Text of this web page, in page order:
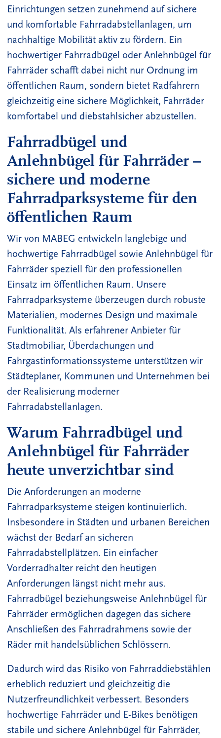
Einrichtungen setzen zunehmend auf sichere
und komfortable Fahrradabstellanlagen, um
nachhaltige Mobilität aktiv zu fördern. Ein
hochwertiger Fahrradbügel oder Anlehnbügel für
Fahrräder schafft dabei nicht nur Ordnung im
öffentlichen Raum, sondern bietet Radfahrern
gleichzeitig eine sichere Möglichkeit, Fahrräder
komfortabel und diebstahlsicher abzustellen.
Fahrradbügel und
Anlehnbügel für Fahrräder –
sichere und moderne
Fahrradparksysteme für den
öffentlichen Raum
Wir von MABEG entwickeln langlebige und
hochwertige Fahrradbügel sowie Anlehnbügel für
Fahrräder speziell für den professionellen
Einsatz im öffentlichen Raum. Unsere
Fahrradparksysteme überzeugen durch robuste
Materialien, modernes Design und maximale
Funktionalität. Als erfahrener Anbieter für
Stadtmobiliar, Überdachungen und
Fahrgastinformationssysteme unterstützen wir
Städteplaner, Kommunen und Unternehmen bei
der Realisierung moderner
Fahrradabstellanlagen.
Warum Fahrradbügel und
Anlehnbügel für Fahrräder
heute unverzichtbar sind
Die Anforderungen an moderne
Fahrradparksysteme steigen kontinuierlich.
Insbesondere in Städten und urbanen Bereichen
wächst der Bedarf an sicheren
Fahrradabstellplätzen. Ein einfacher
Vorderradhalter reicht den heutigen
Anforderungen längst nicht mehr aus.
Fahrradbügel beziehungsweise Anlehnbügel für
Fahrräder ermöglichen dagegen das sichere
Anschließen des Fahrradrahmens sowie der
Räder mit handelsüblichen Schlössern.
Dadurch wird das Risiko von Fahrraddiebstählen
erheblich reduziert und gleichzeitig die
Nutzerfreundlichkeit verbessert. Besonders
hochwertige Fahrräder und E-Bikes benötigen
stabile und sichere Anlehnbügel für Fahrräder,